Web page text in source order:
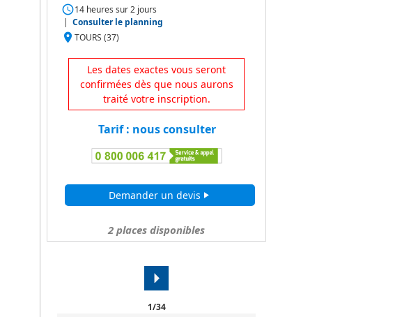
access_time14 heuressur2 jours
| Consulter le planning
placeTOURS (37)
Les dates exactes vous seront
confirmées dès que nous aurons
traité votre inscription.
Tarif : nous consulter
Demander un devis play_arrow
2places disponibles
arrow_right
1/34